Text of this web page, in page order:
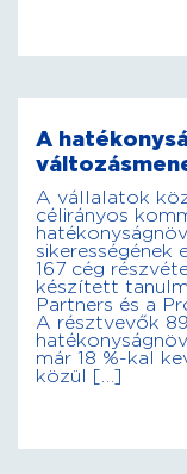
A
A vállalatok
célirányos
sikerességének
167 cég
készített
Partners és a
A résztvevők
már 18 %-kal
közül […]